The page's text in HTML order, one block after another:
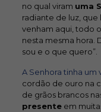
no qual viram uma
radiante de luz, que
venham aqui, todo
nesta mesma hora.
sou e o que quero”.
A Senhora tinha
cordão de ouro na
de grãos brancos
presenteem